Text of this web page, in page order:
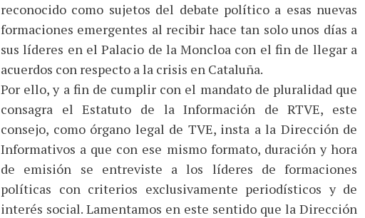
reconocido como sujetos del debate político a esas nuevas
formaciones emergentes al recibir hace tan solo unos días a
sus líderes en el Palacio de la Moncloa con el fin de llegar a
acuerdos con respecto a la crisis en Cataluña.
Por ello, y a fin de cumplir con el mandato de pluralidad que
consagra el Estatuto de la Información de RTVE, este
consejo, como órgano legal de TVE, insta a la Dirección de
Informativos a que con ese mismo formato, duración y hora
de emisión se entreviste a los líderes de formaciones
políticas con criterios exclusivamente periodísticos y de
interés social. Lamentamos en este sentido que la Dirección